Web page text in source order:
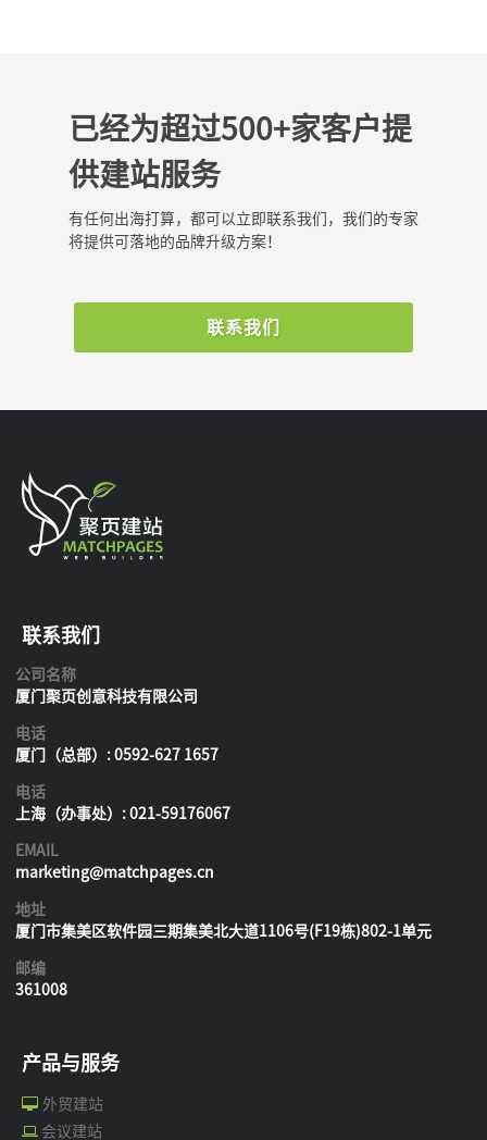
已经为超过500+家客户提
供建站服务
有任何出海打算，都可以立即联系我们，我们的专家
将提供可落地的品牌升级方案！
联系我们
联系我们
公司名称
厦门聚页创意科技有限公司
电话
厦门（总部）: 0592-627 1657
电话
上海（办事处）: 021-59176067
EMAIL
marketing@matchpages.cn
地址
厦门市集美区软件园三期集美北大道1106号(F19栋)802-1单元
邮编
361008
产品与服务
外贸建站
会议建站